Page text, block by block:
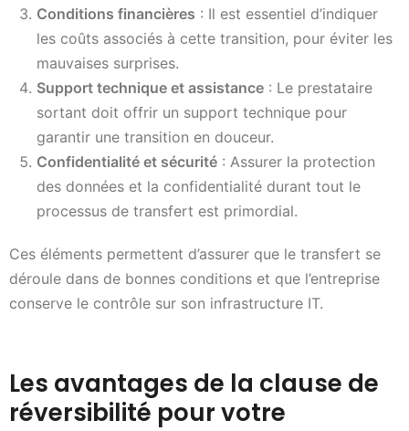
Conditions financières : Il est essentiel d’indiquer
les coûts associés à cette transition, pour éviter les
mauvaises surprises.
Support technique et assistance : Le prestataire
sortant doit offrir un support technique pour
garantir une transition en douceur.
Confidentialité et sécurité : Assurer la protection
des données et la confidentialité durant tout le
processus de transfert est primordial.
Ces éléments permettent d’assurer que le transfert se
déroule dans de bonnes conditions et que l’entreprise
conserve le contrôle sur son infrastructure IT.
Les avantages de la clause de
réversibilité pour votre